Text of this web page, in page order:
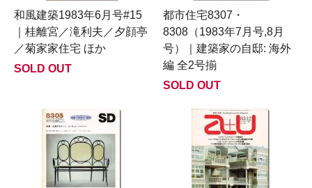
和風建築1983年6月号#15
｜桂離宮／滝利夫／夕顔亭
／菊家家住宅 ほか
SOLD OUT
都市住宅8307・
8308（1983年7月号,8月
号）｜建築家の自邸: 海外
編 全2号揃
SOLD OUT